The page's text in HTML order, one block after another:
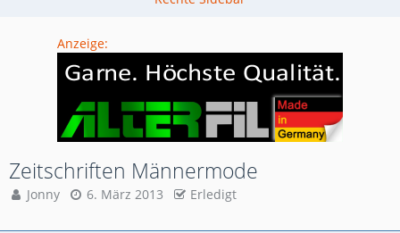
Anzeige:
Zeitschriften Männermode
Jonny 6. März 2013 Erledigt